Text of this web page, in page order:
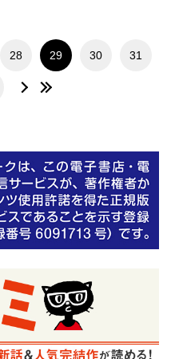
28 29 30 31